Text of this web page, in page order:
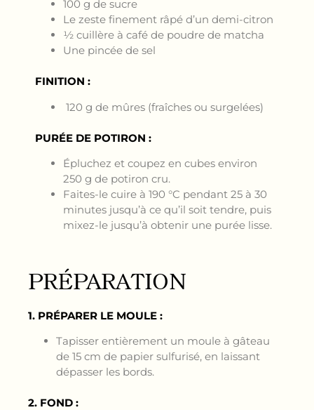
100 g de sucre
Le zeste finement râpé d’un demi-citron
½ cuillère à café de poudre de matcha
Une pincée de sel
FINITION :
120 g de mûres (fraîches ou surgelées)
PURÉE DE POTIRON :
Épluchez et coupez en cubes environ
250 g de potiron cru.
Faites-le cuire à 190 °C pendant 25 à 30
minutes jusqu’à ce qu’il soit tendre, puis
mixez-le jusqu’à obtenir une purée lisse.
PRÉPARATION
1. PRÉPARER LE MOULE :
Tapisser entièrement un moule à gâteau
de 15 cm de papier sulfurisé, en laissant
dépasser les bords.
2. FOND :